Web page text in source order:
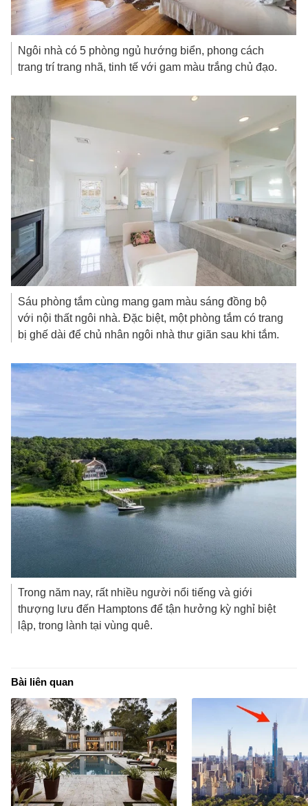
Ngôi nhà có 5 phòng ngủ hướng biển, phong cách
trang trí trang nhã, tinh tế với gam màu trắng chủ đạo.
Sáu phòng tắm cùng mang gam màu sáng đồng bộ
với nội thất ngôi nhà. Đặc biệt, một phòng tắm có trang
bị ghế dài để chủ nhân ngôi nhà thư giãn sau khi tắm.
Trong năm nay, rất nhiều người nổi tiếng và giới
thượng lưu đến Hamptons để tận hưởng kỳ nghỉ biệt
lập, trong lành tại vùng quê.
Bài liên quan